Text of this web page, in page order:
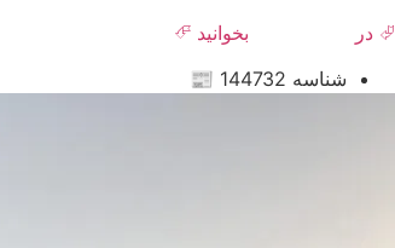
⮰ در
بخوانید ⮶
شناسه 144732 📰